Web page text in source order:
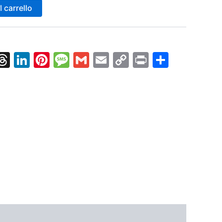
carrello
Threads
LinkedIn
Pinterest
Message
GmailEmailCopy
Print